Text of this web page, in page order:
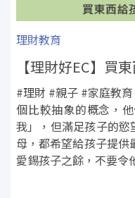
理財教育
【理財好EC】買
#理財 #親子 #家庭教
個比較抽象的概念，
我」，但滿足孩子的
母，都希望給孩子提供
愛錫孩子之餘，不要令